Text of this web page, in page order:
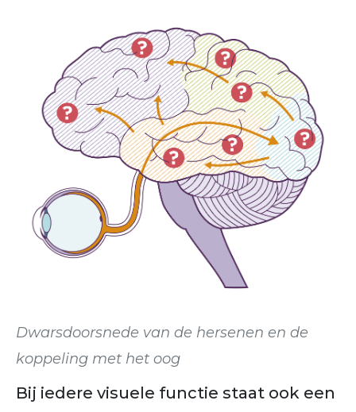
Dwarsdoorsnede van de hersenen en de
koppeling met het oog
Bij iedere visuele functie staat ook een